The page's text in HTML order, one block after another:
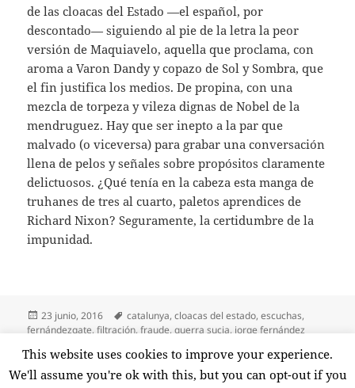
de las cloacas del Estado —el español, por
descontado— siguiendo al pie de la letra la peor
versión de Maquiavelo, aquella que proclama, con
aroma a Varon Dandy y copazo de Sol y Sombra, que
el fin justifica los medios. De propina, con una
mezcla de torpeza y vileza dignas de Nobel de la
mendruguez. Hay que ser inepto a la par que
malvado (o viceversa) para grabar una conversación
llena de pelos y señales sobre propósitos claramente
delictuosos. ¿Qué tenía en la cabeza esta manga de
truhanes de tres al cuarto, paletos aprendices de
Richard Nixon? Seguramente, la certidumbre de la
impunidad.
Publicado
el
23 junio, 2016 Etiquetas
catalunya,cloacas del estado,escuchas,
fernándezgate,filtración,fraude,guerra sucia, jorge fernández
2 comentariosen Fernándezgate
This website uses cookies to improve your experience.
We'll assume you're ok with this, but you can opt-out if you